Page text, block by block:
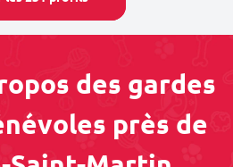
des gardes
près de